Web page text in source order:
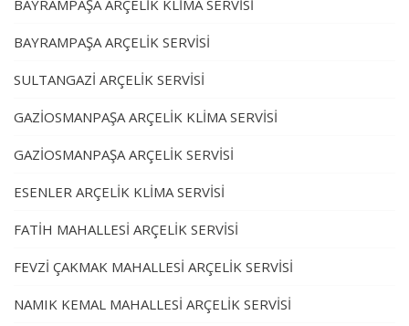
BAYRAMPAŞA ARÇELİK KLİMA SERVİSİ
BAYRAMPAŞA ARÇELİK SERVİSİ
SULTANGAZİ ARÇELİK SERVİSİ
GAZİOSMANPAŞA ARÇELİK KLİMA SERVİSİ
GAZİOSMANPAŞA ARÇELİK SERVİSİ
ESENLER ARÇELİK KLİMA SERVİSİ
FATİH MAHALLESİ ARÇELİK SERVİSİ
FEVZİ ÇAKMAK MAHALLESİ ARÇELİK SERVİSİ
NAMIK KEMAL MAHALLESİ ARÇELİK SERVİSİ